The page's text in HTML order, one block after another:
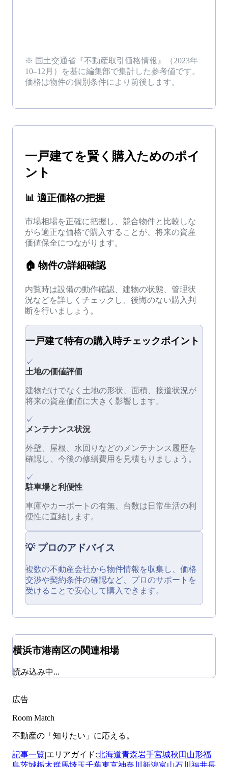
※ 国土交通省『不動産取引価格情報』（2023年
10–12月 ）を基に編集部で集計した参考値です。
価格は物件の個別条件により前後します。
一戸建てを賢く購入ためのポイ
ント
📊 適正価格の把握
市場相場を正確に把握し、競合物件と比較しな
がら適正な価格で購入することが、将来の資産
価値保全につながります。
🏠 物件の詳細確認
内覧時は設備の動作確認、建物の状態、管理状
況などを詳しくチェックし、後悔のない購入判
断を行いましょう。
一戸建て特有の購入時チェックポイント
✓
土地の価値評価
建物だけでなく土地の形状、面積、接道状況が
将来の資産価値に大きく影響します。
✓
メンテナンス状況
外壁、屋根、水回りなどのメンテナンス履歴を
確認し、今後の修繕費用を見積もりましょう。
✓
駐車場と利便性
車庫やカーポートの有無、台数は日常生活の利
便性に直結します。
💡 プロのアドバイス
複数の不動産会社から物件情報を収集し、価格
交渉や契約条件の確認など、プロのサポートを
受けることで安心して購入できます。
横浜市港南区の関連相場
読み込み中...
広告
Room Match
不動産の「知りたい」に応える。
記事一覧|エリアガイド:北海道青森岩手宮城秋田 山形福
島茨城栃木群馬埼玉千葉東京神奈川 新潟富山石川 福井長